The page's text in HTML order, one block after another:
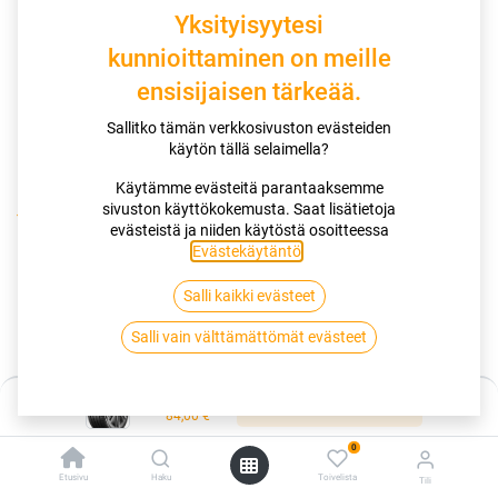
84,00€
Etusivu Haku
0
Toivelista Tili
Kauppa
Kesärenkaat
185/65R14 86T MATADOR HECTORRA 5 EVC
185/65R14 86T MATADOR
HECTORRA 5 EVC
84,00€/ kpl
Yksityisyytesi
kunnioittaminen on meille
ensisijaisen tärkeää.
Sallitko tämän verkkosivuston evästeiden
käytön tällä selaimella?
Käytämme evästeitä parantaaksemme
sivuston käyttökokemusta. Saat lisätietoja
evästeistä ja niiden käytöstä osoitteessa
Evästekäytäntö
Salli kaikki evästeet
Salli vain välttämättömät evästeet